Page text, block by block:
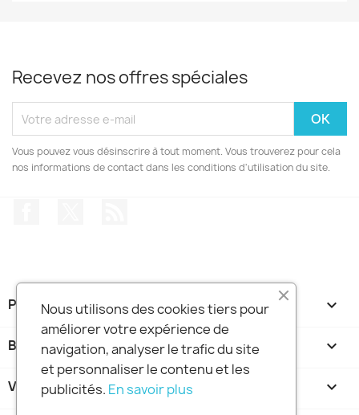
Recevez nos offres spéciales
Vous pouvez vous désinscrire à tout moment. Vous trouverez pour cela
nos informations de contact dans les conditions d'utilisation du site.
PRODUITS 
BOUTIQUE FRANCE DIDGERIDOO 
VOTRE COMPTE 
Nous utilisons des cookies tiers pour
améliorer votre expérience de
navigation, analyser le trafic du site
et personnaliser le contenu et les
publicités. En savoir plus